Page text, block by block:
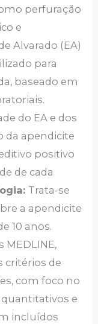
perfuração
e
Alvarado (EA)
para
baseado em
do EA e dos
da apendicite
positivo
de cada
Trata-se
a apendicite
10 anos.
MEDLINE,
critérios de
com foco no
quantitativos e
incluídos